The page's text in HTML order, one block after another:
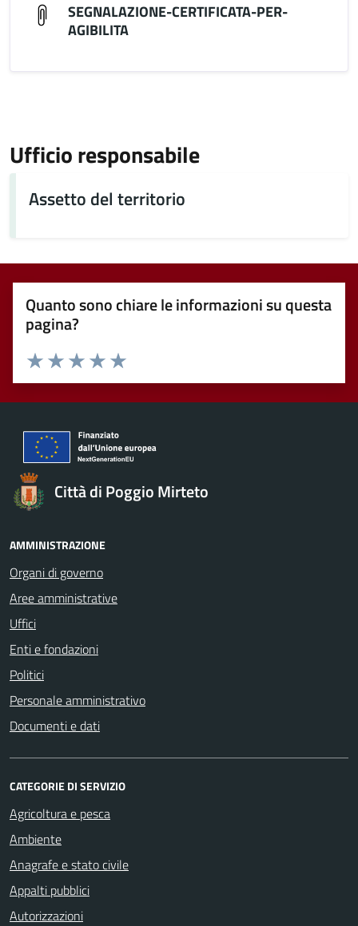
SEGNALAZIONE-CERTIFICATA-PER-
AGIBILITA
Ufficio responsabile
Assetto del territorio
Quanto sono chiare le informazioni su questa
pagina?
Valuta 5 stelle su 5
Valuta 4 stelle su 5
Valuta 3 stelle su 5
Valuta 2 stelle su 5
Valuta 1 stelle su 5
Città di Poggio Mirteto
AMMINISTRAZIONE
Organi di governo
Aree amministrative
Uffici
Enti e fondazioni
Politici
Personale amministrativo
Documenti e dati
CATEGORIE DI SERVIZIO
Agricoltura e pesca
Ambiente
Anagrafe e stato civile
Appalti pubblici
Autorizzazioni